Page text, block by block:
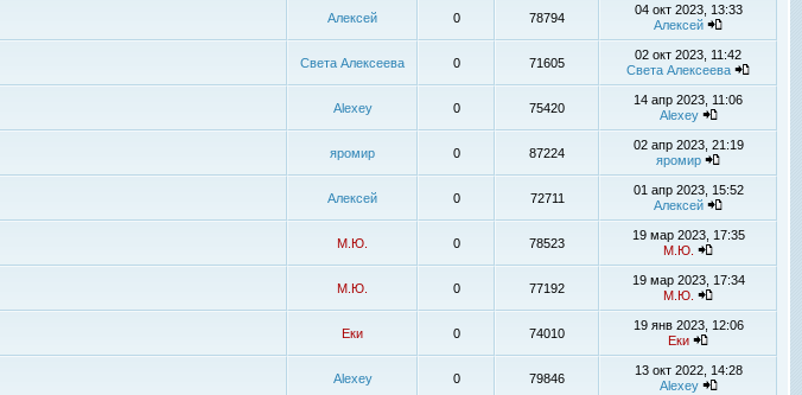
Алексей 0 78794
04 окт 2023, 13:33
Алексей
Света Алексеева 0 71605
02 окт 2023, 11:42
Света Алексеева
Alexey 0 75420
14 апр 2023, 11:06
Alexey
яромир 0 87224
02 апр 2023, 21:19
яромир
Алексей 0 72711
01 апр 2023, 15:52
Алексей
М.Ю. 0 78523
19 мар 2023, 17:35
М.Ю.
М.Ю. 0 77192
19 мар 2023, 17:34
М.Ю.
Еки 0 74010
19 янв 2023, 12:06
Еки
Alexey 0 79846
13 окт 2022, 14:28
Alexey